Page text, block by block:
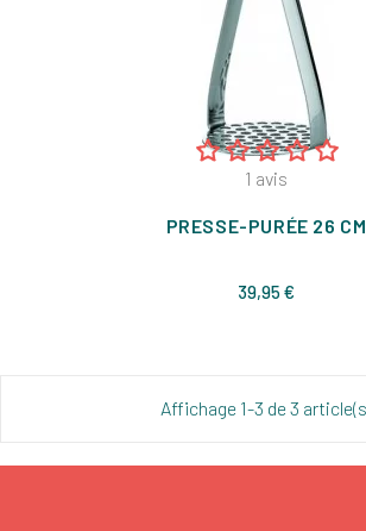
1 avis
PRESSE-PURÉE 26 CM
39,95 €
Affichage 1-3 de 3